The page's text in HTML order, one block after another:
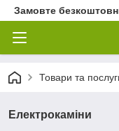
Замовте
Товари та
Електрокаміни